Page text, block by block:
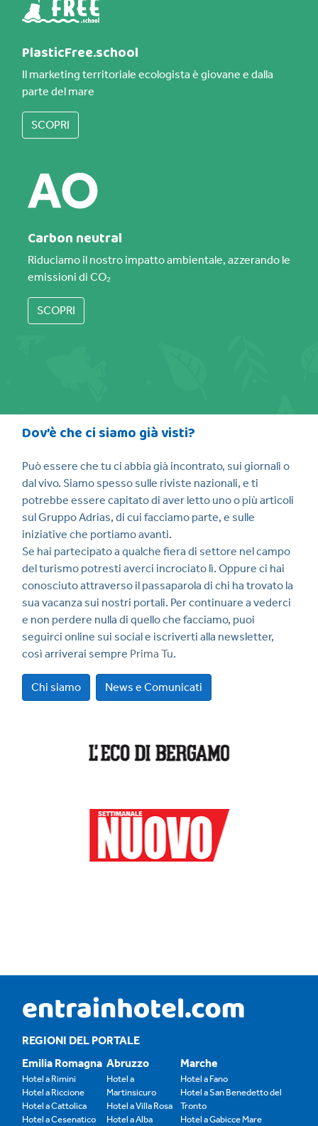
PlasticFree.school
Il marketing territoriale ecologista è giovane e dalla
parte del mare
SCOPRI
Carbon neutral
Riduciamo il nostro impatto ambientale, azzerando le
emissioni di CO₂
SCOPRI
Dov’è che ci siamo già visti?
Può essere che tu ci abbia già incontrato, sui giornali o
dal vivo. Siamo spesso sulle riviste nazionali, e ti
potrebbe essere capitato di aver letto uno o più articoli
sul Gruppo Adrias, di cui facciamo parte, e sulle
iniziative che portiamo avanti.
Se hai partecipato a qualche fiera di settore nel campo
del turismo potresti averci incrociato lì. Oppure ci hai
conosciuto attraverso il passaparola di chi ha trovato la
sua vacanza sui nostri portali. Per continuare a vederci
e non perdere nulla di quello che facciamo, puoi
seguirci online sui social e iscriverti alla newsletter,
così arriverai sempre Prima Tu.
Chi siamo News e Comunicati
REGIONI DEL PORTALE
Emilia Romagna
Hotel a Rimini
Hotel a Riccione
Hotel a Cattolica
Hotel a Cesenatico
Abruzzo
Hotel a
Martinsicuro
Hotel a Villa Rosa
Hotel a Alba
Marche
Hotel a Fano
Hotel a San Benedetto del
Tronto
Hotel a Gabicce Mare